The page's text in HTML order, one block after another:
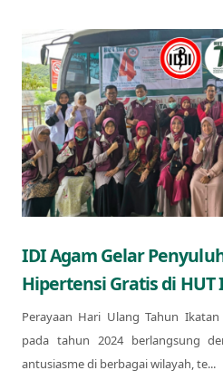
IDI Agam Gelar
Hipertensi Gratis di HUT
Perayaan Hari Ulang Tahun
pada tahun 2024 berlangsung
antusiasme di berbagai wilayah, te...